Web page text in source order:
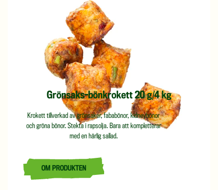
Grönsaks-bönkrokett 20 g/4 kg
Krokett tillverkad av grönsaker, fababönor, kidneybönor
och gröna bönor. Stekta i rapsolja. Bara att kompletterar
med en härlig sallad.
LÄS MER OM GRÖNSAKS-BÖNKROKETT 20 G/4 KG
OM PRODUKTEN